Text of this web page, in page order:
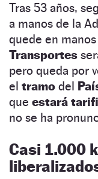
Tras 53 años,
a manos de la
quede en
Transportes
pero queda por
el tramo del
que estará
no se ha
Casi 1.000